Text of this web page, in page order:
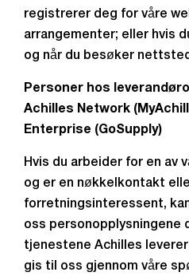
registrerer deg for våre
arrangementer; eller hvis
og når du besøker
Personer hos
Achilles Network
Enterprise (GoSupply)
Hvis du arbeider for en av
og er en nøkkelkontakt
forretningsinteressent,
oss personopplysningene
tjenestene Achilles
gis til oss gjennom våre